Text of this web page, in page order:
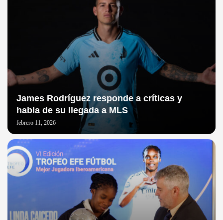
James Rodríguez responde a críticas y
habla de su llegada a MLS
febrero 11, 2026